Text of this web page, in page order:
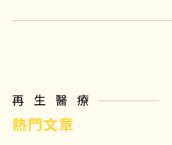
再生醫療
熱門文章